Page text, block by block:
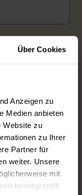
Über Cookies
Anzeigen zu
Medien anbieten
Website zu
zu Ihrer
Partner für
weiter. Unsere
mit
bereitgestellt